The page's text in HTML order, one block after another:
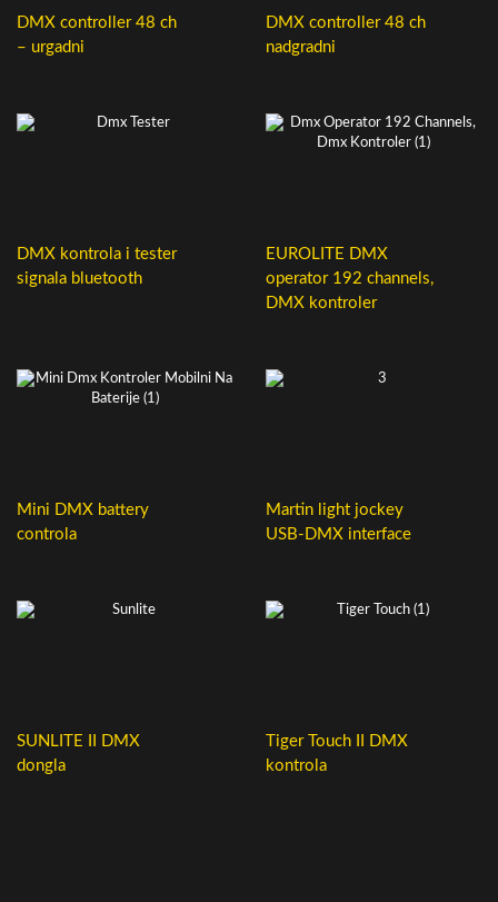
DMX controller 48 ch
– urgadni
DMX controller 48 ch
nadgradni
DMX kontrola i tester
signala bluetooth
EUROLITE DMX
operator 192 channels,
DMX kontroler
Mini DMX battery
controla
Martin light jockey
USB-DMX interface
SUNLITE II DMX
dongla
Tiger Touch II DMX
kontrola